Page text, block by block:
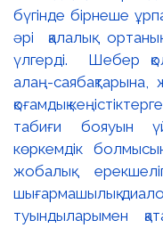
бүгінде бірнеше
әрі қалалық
үлгерді. Шебер
алаң-саябақтарына,
қоғамдық
табиғи бояуын
көркемдік
жобалық
шығармашылық
туындыларымен